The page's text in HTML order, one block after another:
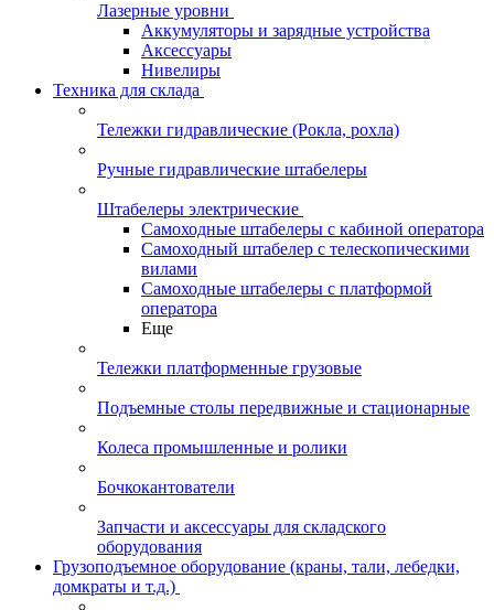
Лазерные уровни
Аккумуляторы и зарядные устройства
Аксессуары
Нивелиры
Техника для склада
Тележки гидравлические (Рокла, рохла)
Ручные гидравлические штабелеры
Штабелеры электрические
Самоходные штабелеры с кабиной оператора
Самоходный штабелер с телескопическими
вилами
Самоходные штабелеры с платформой
оператора
Еще
Тележки платформенные грузовые
Подъемные столы передвижные и стационарные
Колеса промышленные и ролики
Бочкокантователи
Запчасти и аксессуары для складского
оборудования
Грузоподъемное оборудование (краны, тали, лебедки,
домкраты и т.д.)